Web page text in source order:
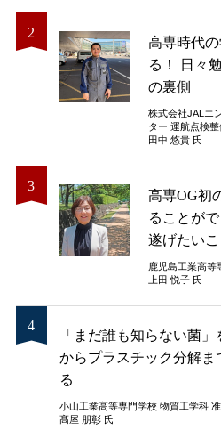
高専時代
る！ 日々
の裏側
株式会社JALエ
ター 運航点検
田中 悠貴 氏
高専OG初
ることが
遂げたいこ
鹿児島工業高等
上田 悦子 氏
「まだ誰も知らない菌
からプラスチック分解
る
小山工業高等専門学校 物質工学科
髙屋 朋彰 氏